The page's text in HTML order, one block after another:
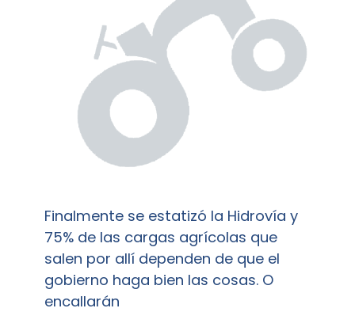
Finalmente se estatizó la Hidrovía y
75% de las cargas agrícolas que
salen por allí dependen de que el
gobierno haga bien las cosas. O
encallarán